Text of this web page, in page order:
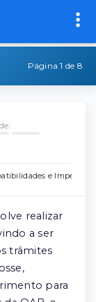
Página 1 de 8
e
realizar
a ser
trâmites
para